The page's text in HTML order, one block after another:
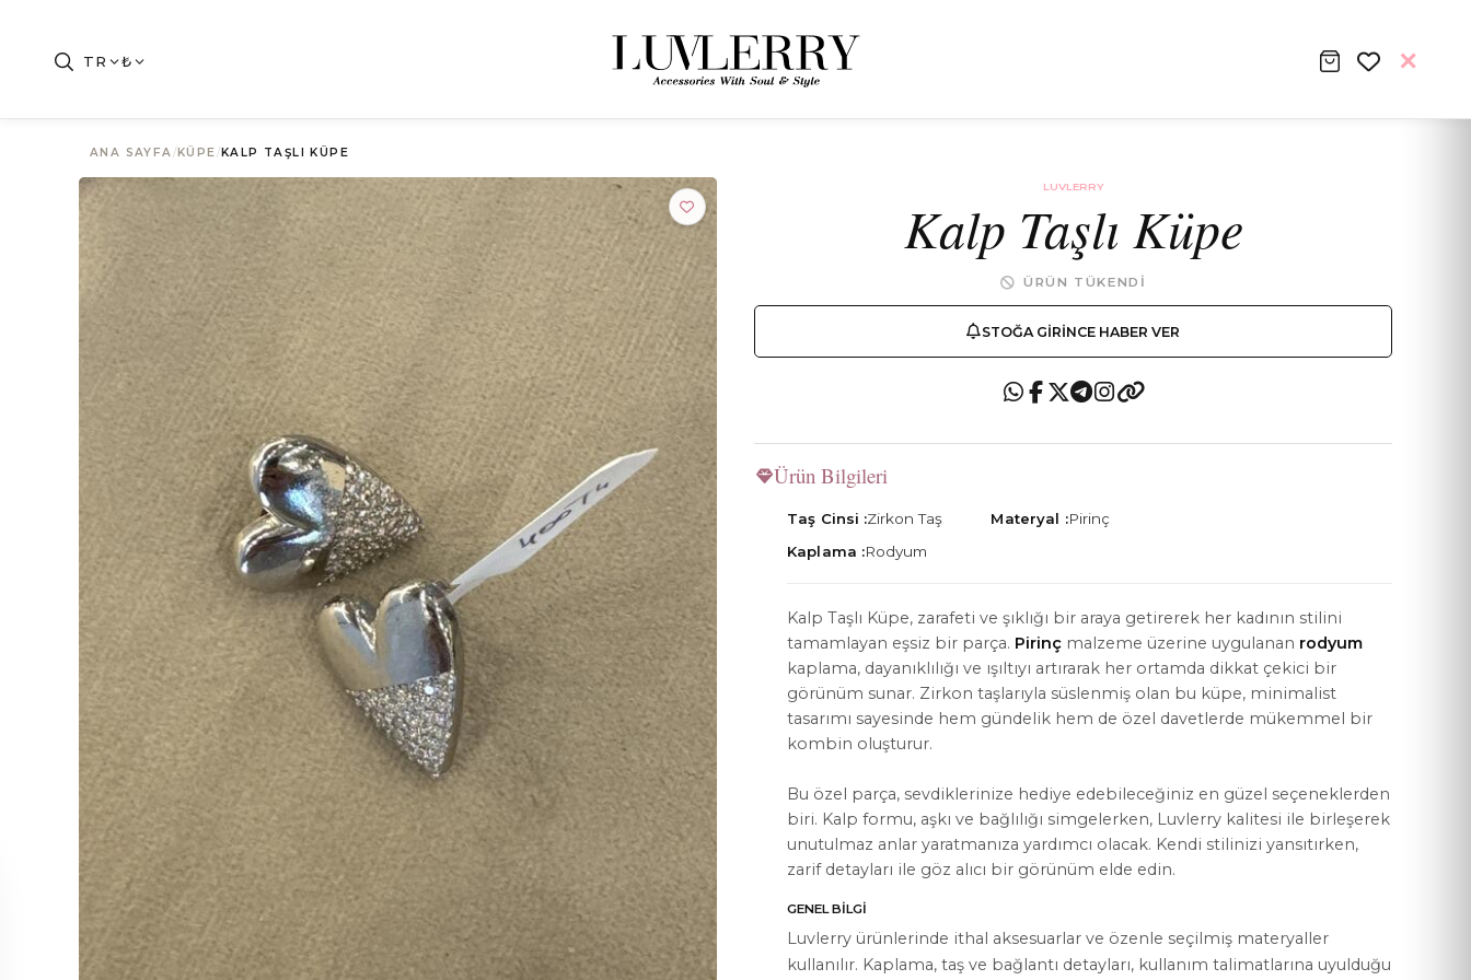
Luvlerry Dünyasına Katılın
Yeni koleksiyon ve özel kampanyalardan ilk siz haberdar olun.
ABONE OL
MÜŞTERİ HİZMETLERİ
Bize Ulaşın
Sipariş Takibi
İade ve İptal Koşulları
Satış Noktalarımız
KOLEKSİYON
Kolye
Küpe
Yüzük
Bileklik
Tüm Ürünler
HAKKIMIZDA
Hakkımızda
Bize Ulaşın
WhatsApp
YASAL KOŞULLAR
Mesafeli Satış Sözleşmesi
Gizlilik Politikası
Çerez Politikası
TR ₺
ANA SAYFA/KÜPE/KALP TAŞLI KÜPE
LUVLERRY
Kalp Taşlı Küpe
ÜRÜN TÜKENDI
STOĞA GIRINCE HABER VER
Ürün Bilgileri
Taş Cinsi :Zirkon Taş
Kaplama :Rodyum
Materyal :Pirinç
Kalp Taşlı Küpe, zarafeti ve şıklığı bir araya getirerek her kadının stilini
tamamlayan eşsiz bir parça. Pirinç malzeme üzerine uygulanan rodyum
kaplama, dayanıklılığı ve ışıltıyı artırarak her ortamda dikkat çekici bir
görünüm sunar. Zirkon taşlarıyla süslenmiş olan bu küpe, minimalist
tasarımı sayesinde hem gündelik hem de özel davetlerde mükemmel bir
kombin oluşturur.
Bu özel parça, sevdiklerinize hediye edebileceğiniz en güzel seçeneklerden
biri. Kalp formu, aşkı ve bağlılığı simgelerken, Luvlerry kalitesi ile birleşerek
unutulmaz anlar yaratmanıza yardımcı olacak. Kendi stilinizi yansıtırken,
zarif detayları ile göz alıcı bir görünüm elde edin.
GENEL BILGI
Luvlerry ürünlerinde ithal aksesuarlar ve özenle seçilmiş materyaller
kullanılır. Kaplama, taş ve bağlantı detayları, kullanım talimatlarına uyulduğu